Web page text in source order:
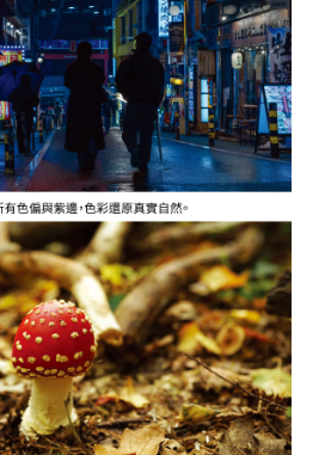
退款等相關疑問，請聯繫「AFTEE先享後付
support/home
公司提供之「AFTEE先享後付」服務完成之交
提供個人資料，並將交易相關給付款項請求債
司。
請瀏覽以下網址：
法定代理人或監護人之同意方可使用
同意申辦者引起之損失，本公司不負相關責
時，將依據個別帳號之用戶狀況，依本公司即
若仍有額度不足之情形，本公司將視審查結果
用他人資訊註冊。若發現惡意使用之情形，
停止該用戶之使用額度並採取法律行動。
以上)免運費